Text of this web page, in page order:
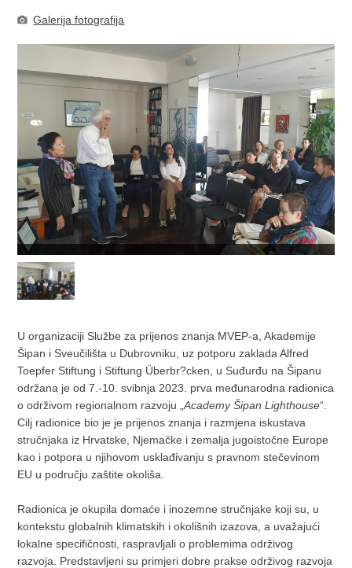
Galerija fotografija
U organizaciji Službe za prijenos znanja MVEP-a, Akademije
Šipan i Sveučilišta u Dubrovniku, uz potporu zaklada Alfred
Toepfer Stiftung i Stiftung Überbr?cken, u Suđurđu na Šipanu
održana je od 7.-10. svibnja 2023. prva međunarodna radionica
o održivom regionalnom razvoju „Academy Šipan Lighthouse“.
Cilj radionice bio je je prijenos znanja i razmjena iskustava
stručnjaka iz Hrvatske, Njemačke i zemalja jugoistočne Europe
kao i potpora u njihovom usklađivanju s pravnom stečevinom
EU u području zaštite okoliša.
Radionica je okupila domaće i inozemne stručnjake koji su, u
kontekstu globalnih klimatskih i okolišnih izazova, a uvažajući
lokalne specifičnosti, raspravljali o problemima održivog
razvoja. Predstavljeni su primjeri dobre prakse održivog razvoja